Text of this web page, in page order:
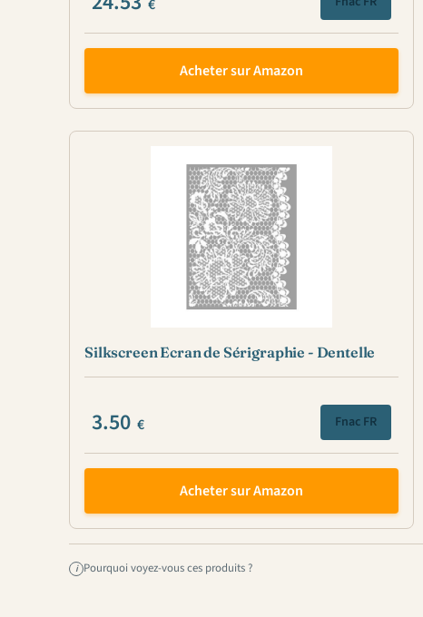
€
Acheter sur Amazon
Silkscreen Ecran de Sérigraphie - Dentelle
3.50 € Fnac FR
Acheter sur Amazon
i Pourquoi voyez-vous ces produits ?